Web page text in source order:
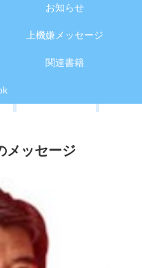
お知らせ
上機嫌メッセージ
関連書籍
メッセージ